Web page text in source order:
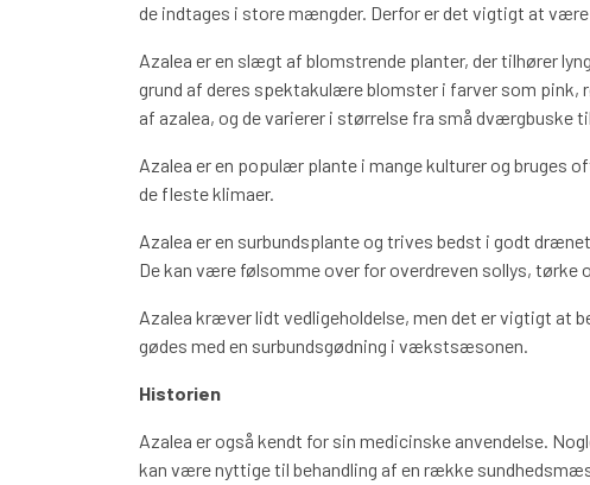
de indtages i store mængder. Derfor er det vigtigt at
Azalea er en slægt af blomstrende planter, der tilhører
grund af deres spektakulære blomster i farver som pink,
af azalea, og de varierer i størrelse fra små dværgbuske
Azalea er en populær plante i mange kulturer og bruges
de fleste klimaer.
Azalea er en surbundsplante og trives bedst i godt
De kan være følsomme over for overdreven sollys, tørke
Azalea kræver lidt vedligeholdelse, men det er vigtigt at
gødes med en surbundsgødning i vækstsæsonen.
Historien
Azalea er også kendt for sin medicinske anvendelse.
kan være nyttige til behandling af en række